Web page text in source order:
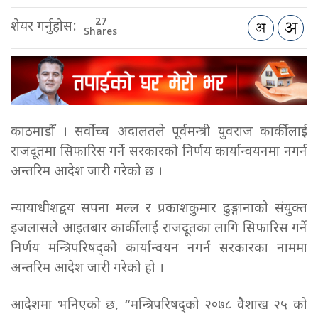
शेयर गर्नुहोस: 27
Shares
काठमाडौँ । सर्वोच्च अदालतले पूर्वमन्त्री युवराज कार्कीलाई
राजदूतमा सिफारिस गर्ने सरकारको निर्णय कार्यान्वयनमा नगर्न
अन्तरिम आदेश जारी गरेको छ ।
न्यायाधीशद्वय सपना मल्ल र प्रकाशकुमार ढुङ्गानाको संयुक्त
इजलासले आइतबार कार्कीलाई राजदूतका लागि सिफारिस गर्ने
निर्णय मन्त्रिपरिषद्को कार्यान्वयन नगर्न सरकारका नाममा
अन्तरिम आदेश जारी गरेको हो ।
आदेशमा भनिएको छ, “मन्त्रिपरिषद्को २०७८ वैशाख २५ को